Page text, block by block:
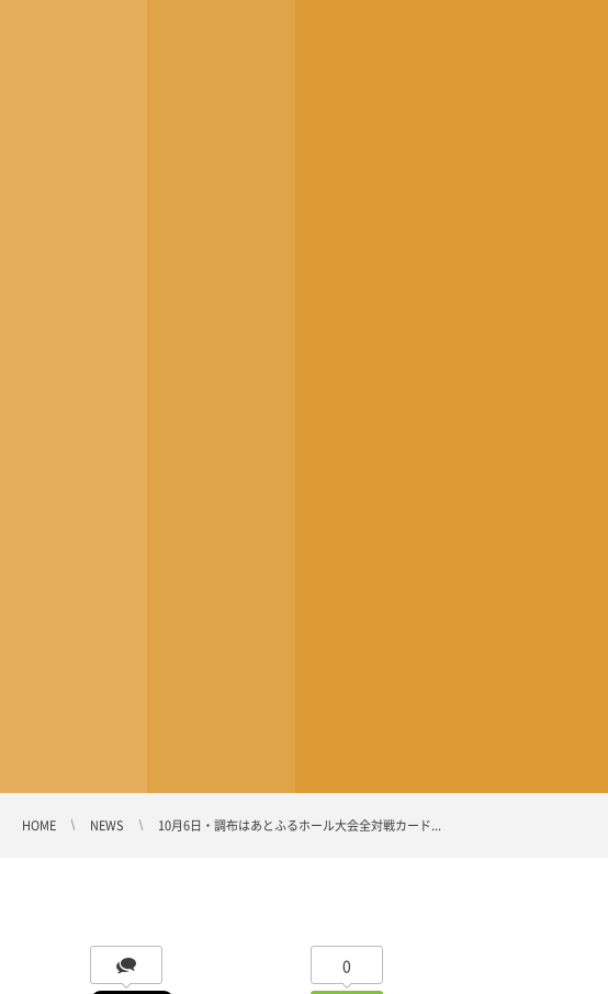
HOME NEWS 10月6日・調布はあとふるホール大会全対戦カード...
0